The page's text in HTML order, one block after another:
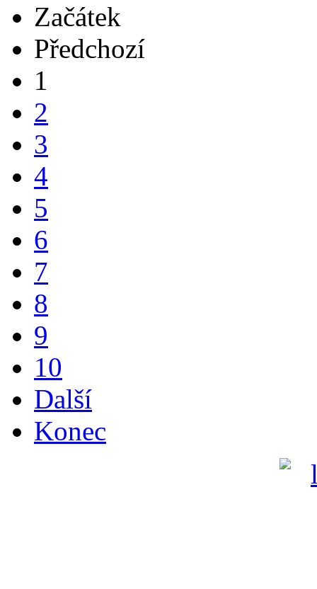
Začátek
Předchozí
1
2
3
4
5
6
7
8
9
10
Další
Konec